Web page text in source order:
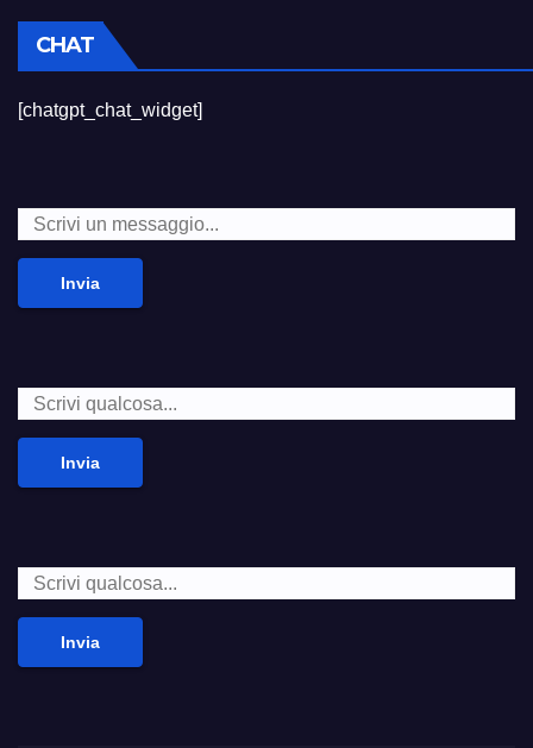
CHAT
[chatgpt_chat_widget]
Invia
Invia
Invia